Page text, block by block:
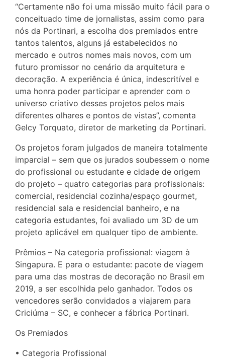
“Certamente não foi uma missão muito fácil para o
conceituado time de jornalistas, assim como para
nós da Portinari, a escolha dos premiados entre
tantos talentos, alguns já estabelecidos no
mercado e outros nomes mais novos, com um
futuro promissor no cenário da arquitetura e
decoração. A experiência é única, indescritível e
uma honra poder participar e aprender com o
universo criativo desses projetos pelos mais
diferentes olhares e pontos de vistas”, comenta
Gelcy Torquato, diretor de marketing da Portinari.
Os projetos foram julgados de maneira totalmente
imparcial – sem que os jurados soubessem o nome
do profissional ou estudante e cidade de origem
do projeto – quatro categorias para profissionais:
comercial, residencial cozinha/espaço gourmet,
residencial sala e residencial banheiro, e na
categoria estudantes, foi avaliado um 3D de um
projeto aplicável em qualquer tipo de ambiente.
Prêmios – Na categoria profissional: viagem à
Singapura. E para o estudante: pacote de viagem
para uma das mostras de decoração no Brasil em
2019, a ser escolhida pelo ganhador. Todos os
vencedores serão convidados a viajarem para
Criciúma – SC, e conhecer a fábrica Portinari.
Os Premiados
• Categoria Profissional